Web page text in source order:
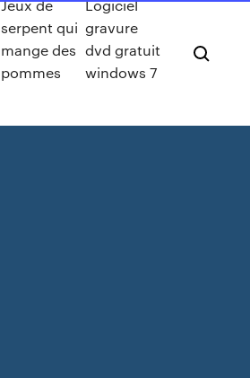
Jeux de
serpent qui
mange des
pommes
Logiciel
gravure
dvd gratuit
windows 7